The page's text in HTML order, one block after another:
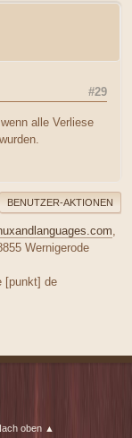
#29
alle Verliese
BENUTZER-AKTIONEN
,
Wernigerode
[punkt] de
oben ▲